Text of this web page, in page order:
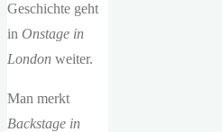
Geschichte geht
in Onstage in
London weiter.
Man merkt
Backstage in